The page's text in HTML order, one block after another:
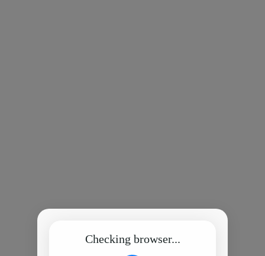
Checking browser...